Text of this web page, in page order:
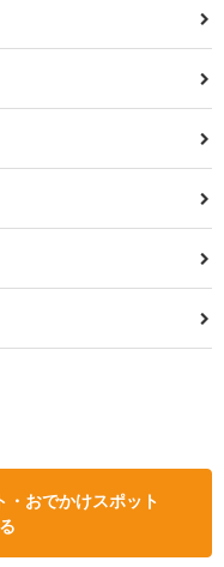
・おでかけスポット